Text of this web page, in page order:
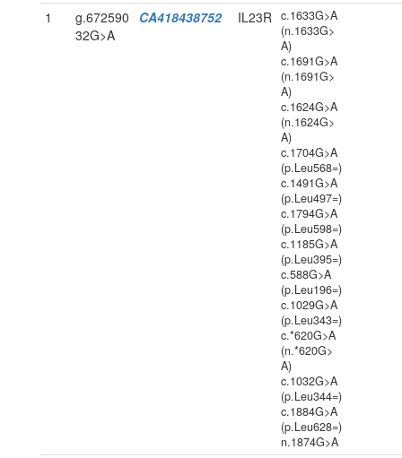
1
g.672590
32G>A
CA418438752 IL23R c.1633G>A
(n.1633G>
A)
c.1691G>A
(n.1691G>
A)
c.1624G>A
(n.1624G>
A)
c.1704G>A
(p.Leu568=)
c.1491G>A
(p.Leu497=)
c.1794G>A
(p.Leu598=)
c.1185G>A
(p.Leu395=)
c.588G>A
(p.Leu196=)
c.1029G>A
(p.Leu343=)
c.*620G>A
(n.*620G>
A)
c.1032G>A
(p.Leu344=)
c.1884G>A
(p.Leu628=)
n.1874G>A